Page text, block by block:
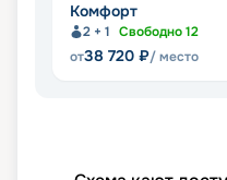
Комфорт
2 + 1 Свободно12
от38 720 ₽/ место